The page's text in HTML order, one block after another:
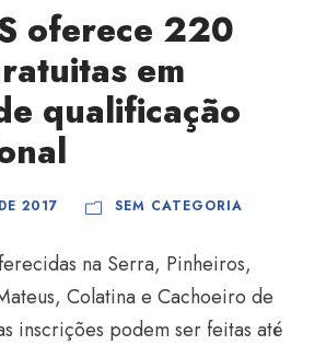
oferece 220
em
qualificação
2017 SEM CATEGORIA
na Serra, Pinheiros,
Colatina e Cachoeiro de
inscrições podem ser feitas até